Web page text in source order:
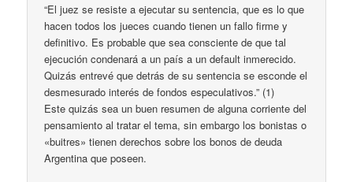
“El juez se resiste a ejecutar su sentencia, que es lo que
hacen todos los jueces cuando tienen un fallo firme y
definitivo. Es probable que sea consciente de que tal
ejecución condenará a un país a un default inmerecido.
Quizás entrevé que detrás de su sentencia se esconde el
desmesurado interés de fondos especulativos.” (1)
Este quizás sea un buen resumen de alguna corriente del
pensamiento al tratar el tema, sin embargo los bonistas o
«buitres» tienen derechos sobre los bonos de deuda
Argentina que poseen.